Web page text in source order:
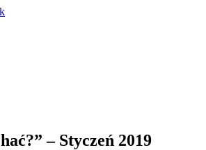
– Styczeń 2019